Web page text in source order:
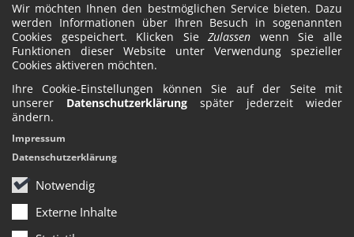
Wir möchten Ihnen den bestmöglichen Service bieten. Dazu
werden Informationen über Ihren Besuch in sogenannten
Cookies gespeichert. Klicken SieZulassen wenn Sie alle
Funktionen dieser Website unter Verwendung spezieller
Cookies aktiveren möchten.
Ihre Cookie-Einstellungen können Sie auf der Seite mit
unserer Datenschutzerklärung später jederzeit wieder
ändern.
Notwendig
Externe Inhalte
Impressum
Datenschutzerklärung